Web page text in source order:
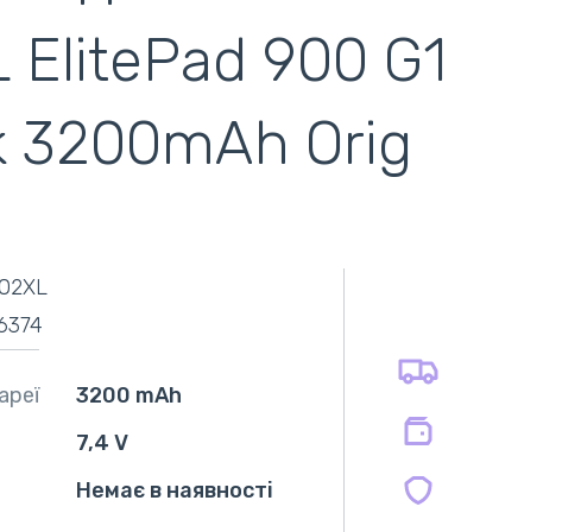
900 G1
3200mAh Orig
3200 mAh
7,4 V
Немає в наявності
на сумісні блоки живлення 12 міс.